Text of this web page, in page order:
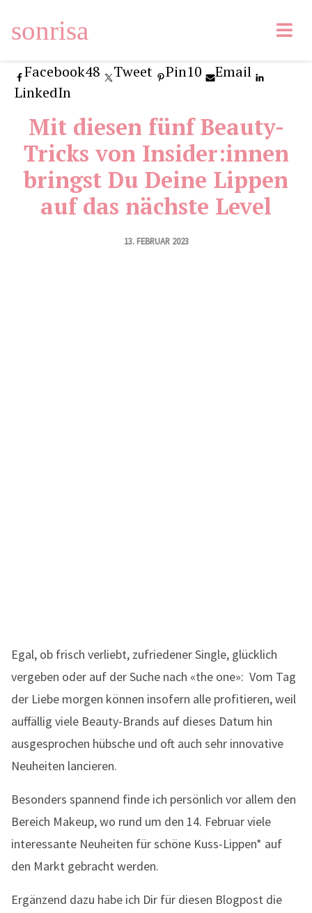
sonrisa
Facebook48 Tweet Pin10
Email
LinkedIn
Mit diesen fünf Beauty-
Tricks von Insider:innen
bringst Du Deine Lippen
auf das nächste Level
13. FEBRUAR 2023
Egal, ob frisch verliebt, zufriedener Single, glücklich
vergeben oder auf der Suche nach «the one»: Vom Tag
der Liebe morgen können insofern alle profitieren, weil
auffällig viele Beauty-Brands auf dieses Datum hin
ausgesprochen hübsche und oft auch sehr innovative
Neuheiten lancieren.
Besonders spannend finde ich persönlich vor allem den
Bereich Makeup, wo rund um den 14. Februar viele
interessante Neuheiten für schöne Kuss-Lippen* auf
den Markt gebracht werden.
Ergänzend dazu habe ich Dir für diesen Blogpost die